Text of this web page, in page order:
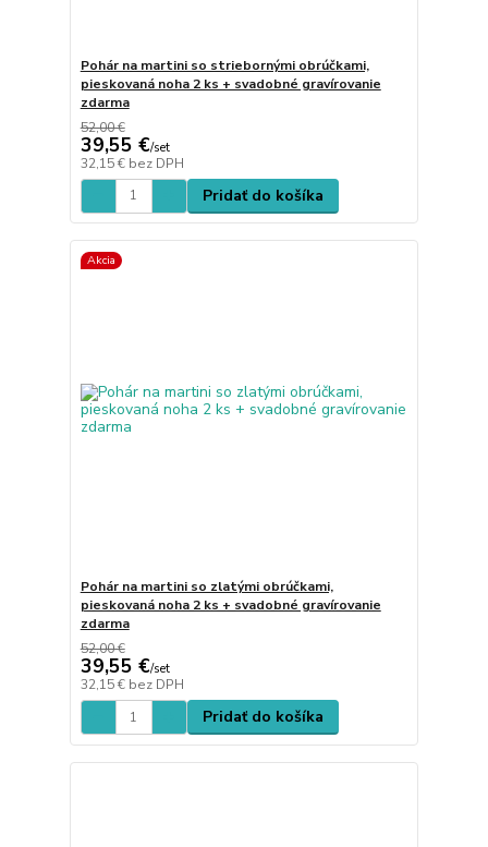
Pohár na martini so striebornými obrúčkami,
pieskovaná noha 2 ks + svadobné gravírovanie
zdarma
52,00 €
39,55 €/set
32,15 € bez DPH
Pridať do košíka
Akcia
Pohár na martini so zlatými obrúčkami,
pieskovaná noha 2 ks + svadobné gravírovanie
zdarma
52,00 €
39,55 €/set
32,15 € bez DPH
Pridať do košíka